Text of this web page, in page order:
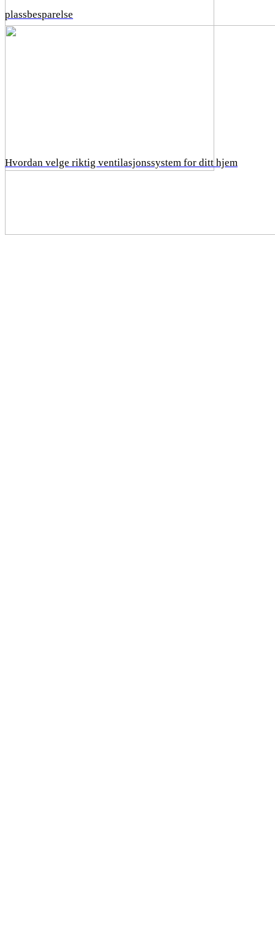
plassbesparelse
Hvordan velge riktig ventilasjonssystem for ditt hjem